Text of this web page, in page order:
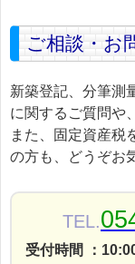
ご相談・お
新築登記、分筆測
に関するご質問や
また、固定資産税
の方も、どうぞお
TEL.
受付時間 ：